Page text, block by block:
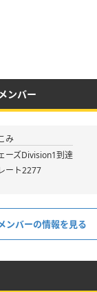
ンバー
み
ーズDivision1到達
ート2277
ンバーの情報を見る